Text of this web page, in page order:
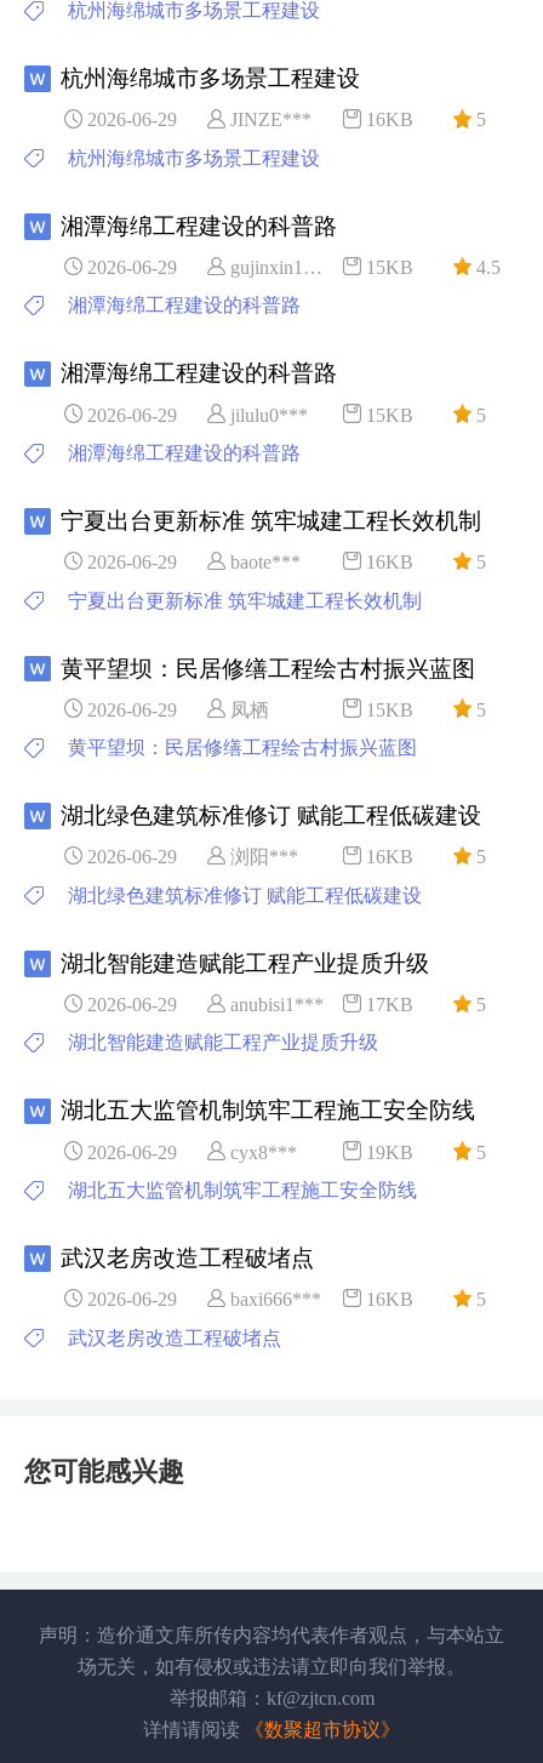
杭州海绵城市多场景工程建设
杭州海绵城市多场景工程建设
2026-06-29 JINZE*** 16KB
5
杭州海绵城市多场景工程建设
湘潭海绵工程建设的科普路
2026-06-29 gujinxin1*** 15KB
4.5
湘潭海绵工程建设的科普路
湘潭海绵工程建设的科普路
2026-06-29 jilulu0*** 15KB
5
湘潭海绵工程建设的科普路
宁夏出台更新标准 筑牢城建工程长效机制
2026-06-29 baote*** 16KB
5
宁夏出台更新标准 筑牢城建工程长效机制
黄平望坝：民居修缮工程绘古村振兴蓝图
2026-06-29 凤栖 15KB
5
黄平望坝：民居修缮工程绘古村振兴蓝图
湖北绿色建筑标准修订 赋能工程低碳建设
2026-06-29 浏阳*** 16KB
5
湖北绿色建筑标准修订 赋能工程低碳建设
湖北智能建造赋能工程产业提质升级
2026-06-29 anubisi1*** 17KB
5
湖北智能建造赋能工程产业提质升级
湖北五大监管机制筑牢工程施工安全防线
2026-06-29 cyx8*** 19KB
5
湖北五大监管机制筑牢工程施工安全防线
武汉老房改造工程破堵点
2026-06-29 baxi666*** 16KB
5
武汉老房改造工程破堵点
您可能感兴趣
声明：造价通文库所传内容均代表作者观点，与本站立
场无关，如有侵权或违法请立即向我们举报。
举报邮箱：kf@zjtcn.com
详情请阅读
《数聚超市协议》